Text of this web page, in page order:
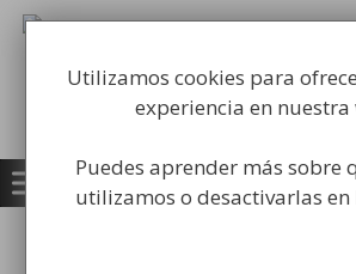
Saltar
contenido
equipamiento para
Búsqueda
Utilizamos cookies para
experiencia en nuestra
Puedes aprender más sobre
utilizamos o desactivarlas en